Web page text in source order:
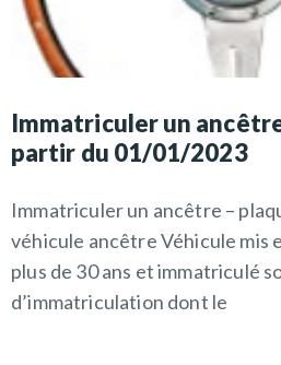
Immatriculer un ancêtre
partir du 01/01/2023
Immatriculer un ancêtre –
véhicule ancêtre Véhicule mis
plus de 30 ans et immatriculé
d’immatriculation dont le